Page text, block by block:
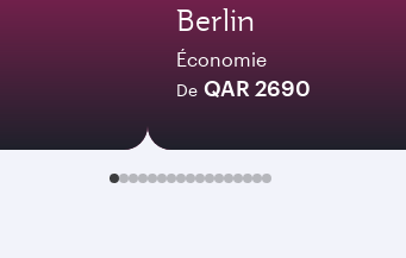
Berlin
Économie
De QAR 2690